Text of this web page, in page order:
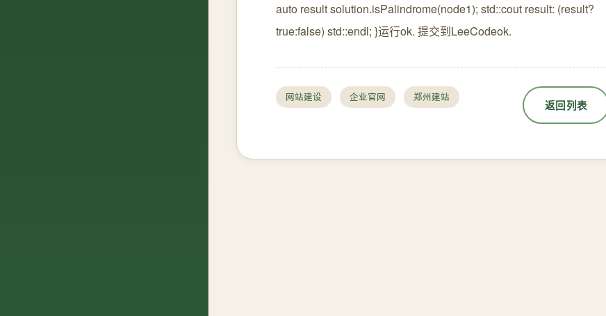
auto result solution.isPalindrome(node1); std::cout result: (result?
true:false) std::endl; }运行ok. 提交到LeeCodeok.
网站建设 企业官网 郑州建站
返回列表